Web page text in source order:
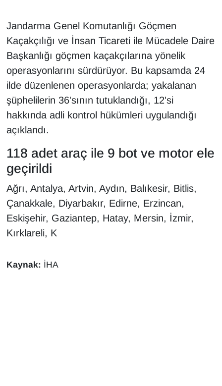
Jandarma Genel Komutanlığı Göçmen
Kaçakçılığı ve İnsan Ticareti ile Mücadele Daire
Başkanlığı göçmen kaçakçılarına yönelik
operasyonlarını sürdürüyor. Bu kapsamda 24
ilde düzenlenen operasyonlarda; yakalanan
şüphelilerin 36'sının tutuklandığı, 12'si
hakkında adli kontrol hükümleri uygulandığı
açıklandı.
118 adet araç ile 9 bot ve motor ele
geçirildi
Ağrı, Antalya, Artvin, Aydın, Balıkesir, Bitlis,
Çanakkale, Diyarbakır, Edirne, Erzincan,
Eskişehir, Gaziantep, Hatay, Mersin, İzmir,
Kırklareli, K
Kaynak: İHA
Kadın
Kamu Alımları
Kim Kimdir?
Kültür & Sanat
KURDÎ
MAGAZİN
MEDYA
ONE EKONOMİ
POLİTİKA